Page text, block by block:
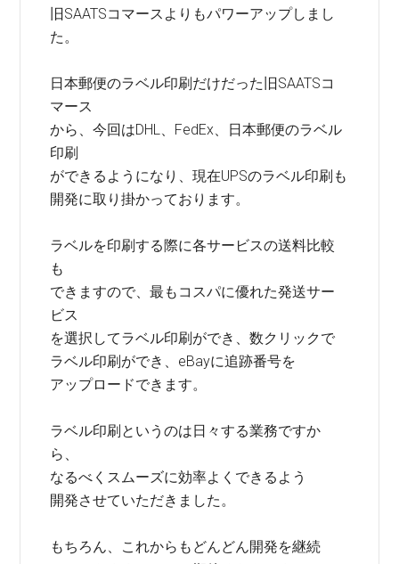
旧SAATSコマースよりもパワーアップしまし
た。
日本郵便のラベル印刷だけだった旧SAATSコ
マース
から、今回はDHL、FedEx、日本郵便のラベル
印刷
ができるようになり、現在UPSのラベル印刷も
開発に取り掛かっております。
ラベルを印刷する際に各サービスの送料比較
も
できますので、最もコスパに優れた発送サー
ビス
を選択してラベル印刷ができ、数クリックで
ラベル印刷ができ、eBayに追跡番号を
アップロードできます。
ラベル印刷というのは日々する業務ですか
ら、
なるべくスムーズに効率よくできるよう
開発させていただきました。
もちろん、これからもどんどん開発を継続